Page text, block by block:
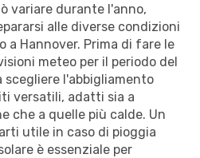
variare durante l'anno,
alle diverse condizioni
a Hannover. Prima di fare le
meteo per il periodo del
scegliere l'abbigliamento
versatili, adatti sia a
che a quelle più calde. Un
utile in caso di pioggia
è essenziale per